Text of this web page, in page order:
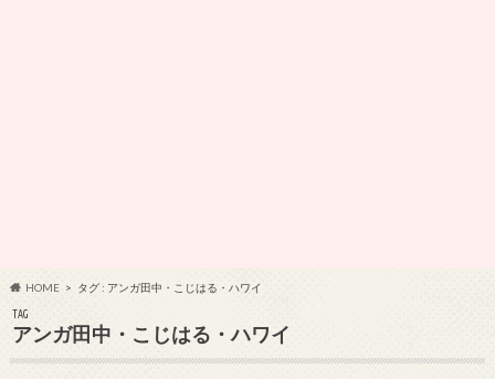
HOME タグ : アンガ田中・こじはる・ハワイ
TAG
アンガ田中・こじはる・ハワイ